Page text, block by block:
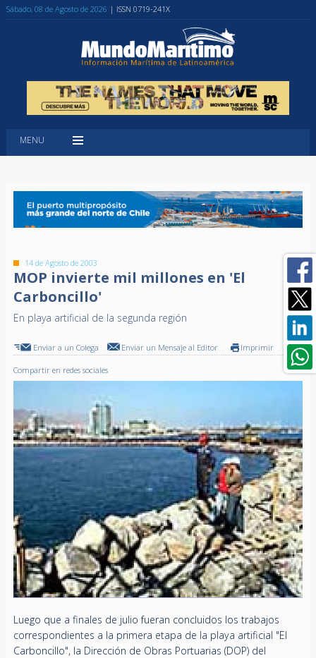
Sábado, 08 de Agosto de 2026 | ISSN 0719-241X
MENU
14 de Agosto de 2003
MOP invierte mil millones en 'El
Carboncillo'
En playa artificial de la segunda región
Enviar a un Colega Enviar un Mensaje al Editor Imprimir
Compartir en redes sociales
Luego que a finales de julio fueran concluidos los trabajos
correspondientes a la primera etapa de la playa artificial "El
Carboncillo", la Dirección de Obras Portuarias (DOP) del